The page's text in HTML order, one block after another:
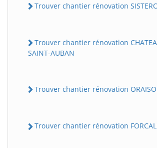
Trouver chantier rénovation
Trouver chantier rénovation
SAINT-AUBAN
Trouver chantier rénovation
Trouver chantier rénovation